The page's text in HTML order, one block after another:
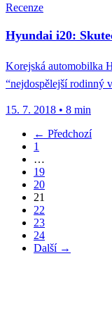
Recenze
Hyundai i20:
Korejská automobilka
“nejdospělejší rodinný
15. 7. 2018 • 8 min
← Předchozí
1
…
19
20
21
22
23
24
Další →